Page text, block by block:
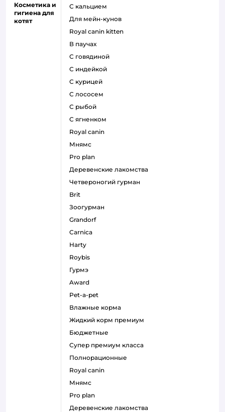
Косметика и
гигиена для
котят
с кальцием
для мейн-кунов
royal canin kitten
в паучах
с говядиной
с индейкой
с курицей
с лососем
с рыбой
с ягненком
royal canin
мнямс
pro plan
деревенские лакомства
четвероногий гурман
brit
зоогурман
grandorf
carnica
harty
roybis
гурмэ
award
pet-a-pet
влажные корма
жидкий корм премиум
бюджетные
супер премиум класса
полнорационные
royal canin
мнямс
pro plan
деревенские лакомства